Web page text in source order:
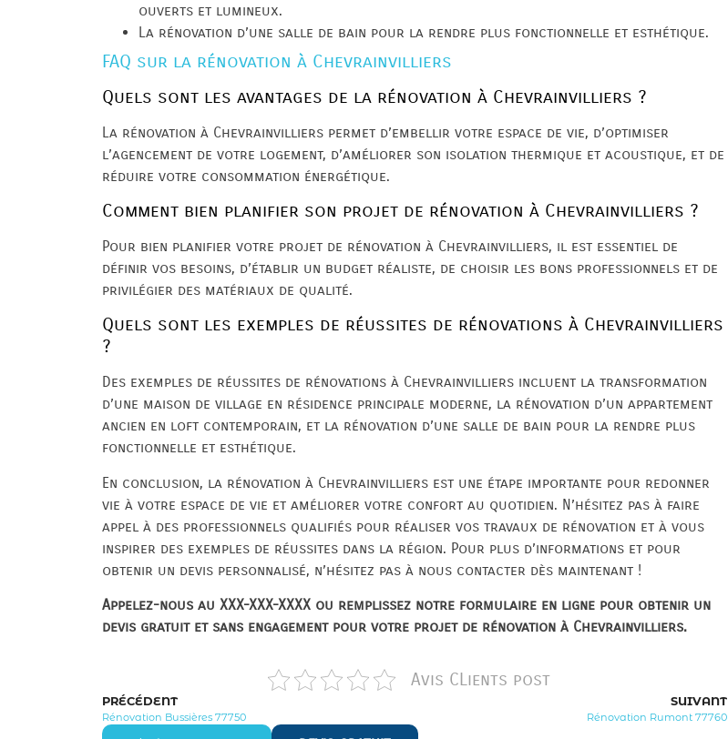
ouverts et lumineux.
La rénovation d’une salle de bain pour la rendre plus fonctionnelle et esthétique.
FAQ sur la rénovation à Chevrainvilliers
Quels sont les avantages de la rénovation à Chevrainvilliers ?
La rénovation à Chevrainvilliers permet d’embellir votre espace de vie, d’optimiser
l’agencement de votre logement, d’améliorer son isolation thermique et acoustique, et de
réduire votre consommation énergétique.
Comment bien planifier son projet de rénovation à Chevrainvilliers ?
Pour bien planifier votre projet de rénovation à Chevrainvilliers, il est essentiel de
définir vos besoins, d’établir un budget réaliste, de choisir les bons professionnels et de
privilégier des matériaux de qualité.
Quels sont les exemples de réussites de rénovations à Chevrainvilliers
?
Des exemples de réussites de rénovations à Chevrainvilliers incluent la transformation
d’une maison de village en résidence principale moderne, la rénovation d’un appartement
ancien en loft contemporain, et la rénovation d’une salle de bain pour la rendre plus
fonctionnelle et esthétique.
En conclusion, la rénovation à Chevrainvilliers est une étape importante pour redonner
vie à votre espace de vie et améliorer votre confort au quotidien. N’hésitez pas à faire
appel à des professionnels qualifiés pour réaliser vos travaux de rénovation et à vous
inspirer des exemples de réussites dans la région. Pour plus d’informations et pour
obtenir un devis personnalisé, n’hésitez pas à nous contacter dès maintenant !
Appelez-nous au XXX-XXX-XXXX ou remplissez notre formulaire en ligne pour obtenir un
devis gratuit et sans engagement pour votre projet de rénovation à Chevrainvilliers.
Avis CLients post
PRÉCÉDENT
Rénovation Bussières 77750
SUIVANT
Rénovation Rumont 77760